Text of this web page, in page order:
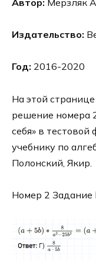
Издательство:
Год: 2016-2020
На этой
решение номера
себя» в
учебнику по
Полонский, Якир.
Номер 2 Задание